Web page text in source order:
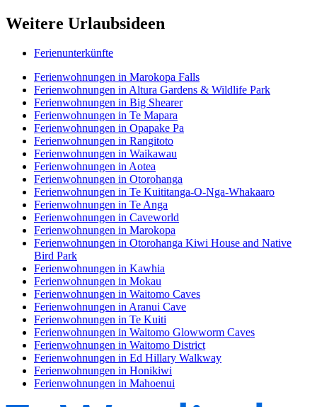
Weitere Urlaubsideen
Ferienunterkünfte
Ferienwohnungen in Marokopa Falls
Ferienwohnungen in Altura Gardens & Wildlife Park
Ferienwohnungen in Big Shearer
Ferienwohnungen in Te Mapara
Ferienwohnungen in Opapake Pa
Ferienwohnungen in Rangitoto
Ferienwohnungen in Waikawau
Ferienwohnungen in Aotea
Ferienwohnungen in Otorohanga
Ferienwohnungen in Te Kuititanga-O-Nga-Whakaaro
Ferienwohnungen in Te Anga
Ferienwohnungen in Caveworld
Ferienwohnungen in Marokopa
Ferienwohnungen in Otorohanga Kiwi House and Native
Bird Park
Ferienwohnungen in Kawhia
Ferienwohnungen in Mokau
Ferienwohnungen in Waitomo Caves
Ferienwohnungen in Aranui Cave
Ferienwohnungen in Te Kuiti
Ferienwohnungen in Waitomo Glowworm Caves
Ferienwohnungen in Waitomo District
Ferienwohnungen in Ed Hillary Walkway
Ferienwohnungen in Honikiwi
Ferienwohnungen in Mahoenui